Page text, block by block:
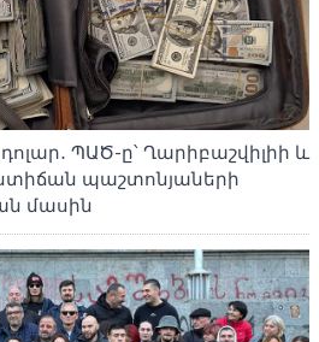
դոլար․ ՊԱԾ-ը՝ Ղարիբաշվիլիի և
պաշտոնյաների
մասին